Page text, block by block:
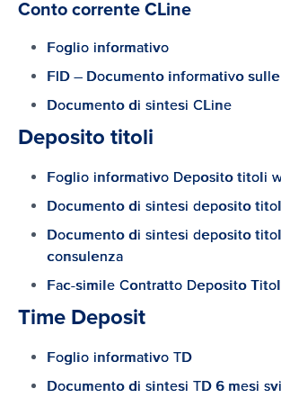
American
Express
Time
risparmio più
Conto corrente CLine
Foglio informativo
FID – Documento informativo
Documento di sintesi CLine
Deposito titoli
Foglio informativo Deposito titoli
Documento di sintesi deposito
Documento di sintesi deposito
consulenza
Fac-simile Contratto Deposito
Time Deposit
Foglio informativo TD
Documento di sintesi TD 6 mesi